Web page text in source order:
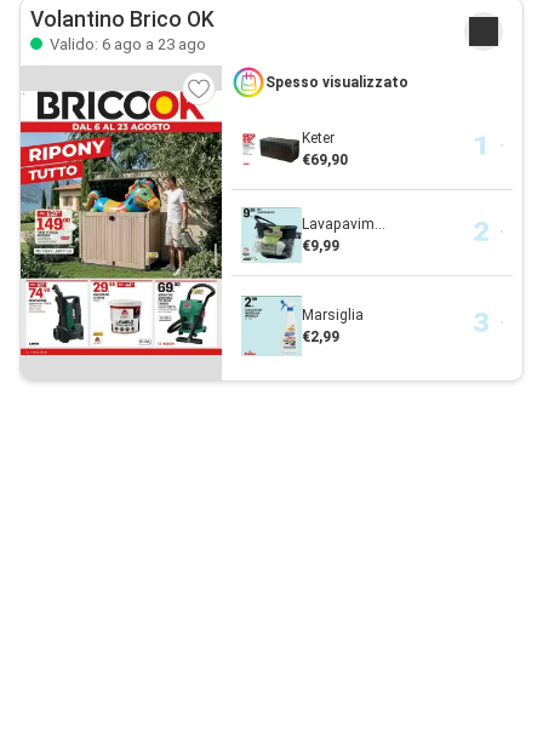
Volantino Brico OK
Valido: 6 ago a 23 ago
Spesso visualizzato
Keter
€69,90
Lavapavim...
€9,99
Marsiglia
€2,99